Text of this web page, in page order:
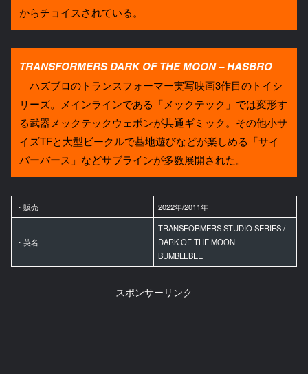
からチョイスされている。
TRANSFORMERS DARK OF THE MOON – HASBRO
ハズブロのトランスフォーマー実写映画3作目のトイシ
リーズ。メインラインである「メックテック」では変形す
る武器メックテックウェポンが共通ギミック。その他小サ
イズTFと大型ビークルで基地遊びなどが楽しめる「サイ
バーバース」などサブラインが多数展開された。
・販売 2022年/2011年
・英名
TRANSFORMERS STUDIO SERIES /
DARK OF THE MOON
BUMBLEBEE
スポンサーリンク